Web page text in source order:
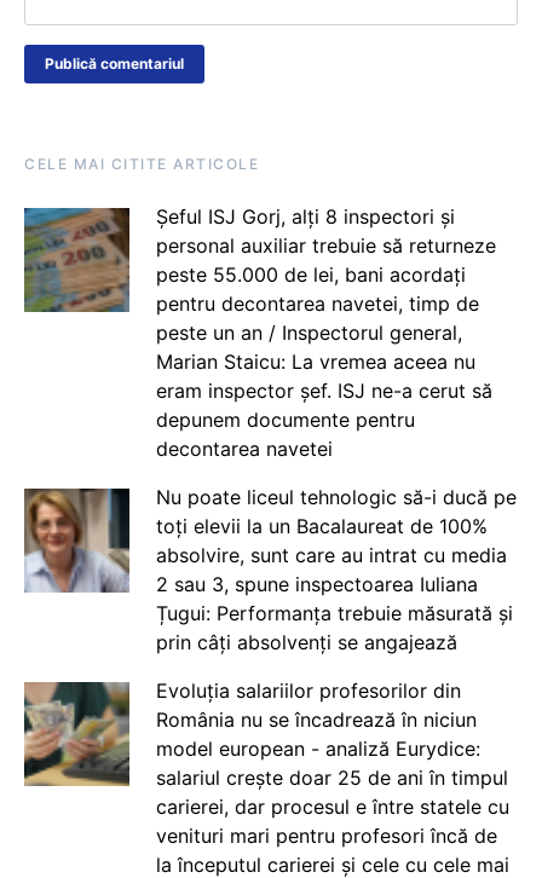
CELE MAI CITITE ARTICOLE
Șeful ISJ Gorj, alți 8 inspectori și
personal auxiliar trebuie să returneze
peste 55.000 de lei, bani acordați
pentru decontarea navetei, timp de
peste un an / Inspectorul general,
Marian Staicu: La vremea aceea nu
eram inspector șef. ISJ ne-a cerut să
depunem documente pentru
decontarea navetei
Nu poate liceul tehnologic să-i ducă pe
toți elevii la un Bacalaureat de 100%
absolvire, sunt care au intrat cu media
2 sau 3, spune inspectoarea Iuliana
Țugui: Performanța trebuie măsurată și
prin câți absolvenți se angajează
Evoluția salariilor profesorilor din
România nu se încadrează în niciun
model european - analiză Eurydice:
salariul crește doar 25 de ani în timpul
carierei, dar procesul e între statele cu
venituri mari pentru profesori încă de
la începutul carierei și cele cu cele mai